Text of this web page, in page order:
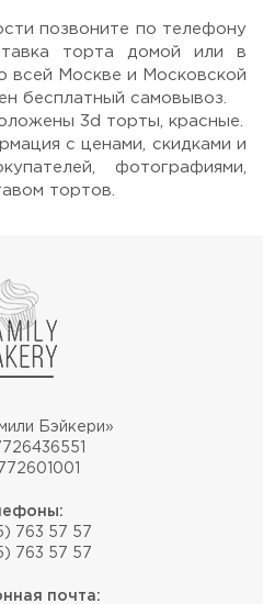
позвоните по телефону
торта домой или в
всей Москве и Московской
бесплатный самовывоз.
3d торты, красные.
с ценами, скидками и
фотографиями,
тортов.
Бэйкери»
772601001
763 57 57
763 57 57
почта: